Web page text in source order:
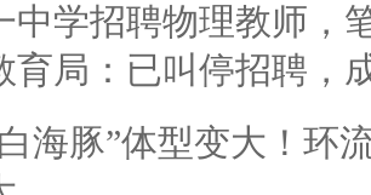
中学招聘物理教师，
育局：已叫停招聘，
海豚”体型变大！环